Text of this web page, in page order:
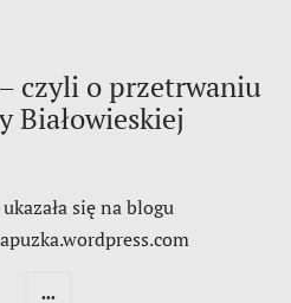
czyli o przetrwaniu
Białowieskiej
się na blogu
...